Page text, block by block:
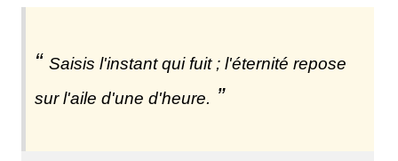
Saisis l'instant qui fuit ; l'éternité repose
sur l'aile d'une d'heure.